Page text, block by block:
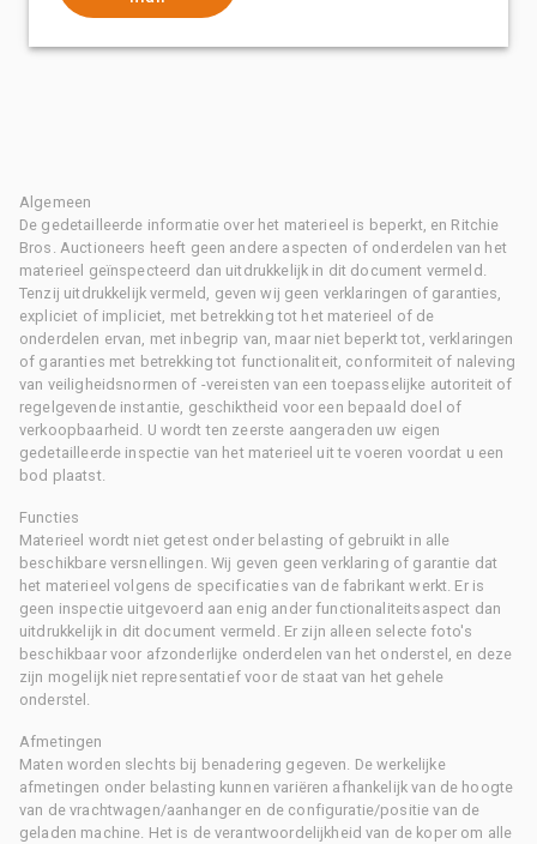
Algemeen
De gedetailleerde informatie over het materieel is beperkt, en Ritchie
Bros. Auctioneers heeft geen andere aspecten of onderdelen van het
materieel geïnspecteerd dan uitdrukkelijk in dit document vermeld.
Tenzij uitdrukkelijk vermeld, geven wij geen verklaringen of garanties,
expliciet of impliciet, met betrekking tot het materieel of de
onderdelen ervan, met inbegrip van, maar niet beperkt tot, verklaringen
of garanties met betrekking tot functionaliteit, conformiteit of naleving
van veiligheidsnormen of -vereisten van een toepasselijke autoriteit of
regelgevende instantie, geschiktheid voor een bepaald doel of
verkoopbaarheid. U wordt ten zeerste aangeraden uw eigen
gedetailleerde inspectie van het materieel uit te voeren voordat u een
bod plaatst.
Functies
Materieel wordt niet getest onder belasting of gebruikt in alle
beschikbare versnellingen. Wij geven geen verklaring of garantie dat
het materieel volgens de specificaties van de fabrikant werkt. Er is
geen inspectie uitgevoerd aan enig ander functionaliteitsaspect dan
uitdrukkelijk in dit document vermeld. Er zijn alleen selecte foto's
beschikbaar voor afzonderlijke onderdelen van het onderstel, en deze
zijn mogelijk niet representatief voor de staat van het gehele
onderstel.
Afmetingen
Maten worden slechts bij benadering gegeven. De werkelijke
afmetingen onder belasting kunnen variëren afhankelijk van de hoogte
van de vrachtwagen/aanhanger en de configuratie/positie van de
geladen machine. Het is de verantwoordelijkheid van de koper om alle